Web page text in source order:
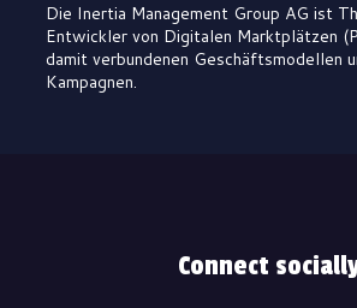
Die Inertia Management Group AG ist
Entwickler von Digitalen Marktplätzen
damit verbundenen Geschäftsmodellen
Kampagnen.
Connect